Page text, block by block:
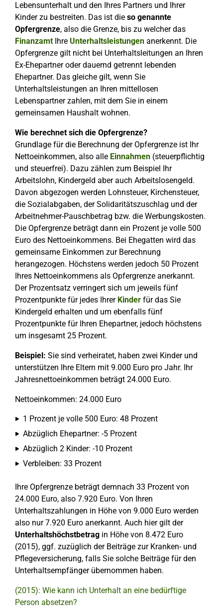
Lebensunterhalt und den Ihres Partners und Ihrer
Kinder zu bestreiten. Das ist die so genannte
Opfergrenze, also die Grenze, bis zu welcher das
FinanzamtIhre Unterhaltsleistungen anerkennt. Die
Opfergrenze gilt nicht bei Unterhaltsleitungen an Ihren
Ex-Ehepartner oder dauernd getrennt lebenden
Ehepartner. Das gleiche gilt, wenn Sie
Unterhaltsleistungen an Ihren mittellosen
Lebenspartner zahlen, mit dem Sie in einem
gemeinsamen Haushalt wohnen.
Wie berechnet sich die Opfergrenze?
Grundlage für die Berechnung der Opfergrenze ist Ihr
Nettoeinkommen, also alle Einnahmen (steuerpflichtig
und steuerfrei). Dazu zählen zum Beispiel Ihr
Arbeitslohn, Kindergeld aber auch Arbeitslosengeld.
Davon abgezogen werden Lohnsteuer, Kirchensteuer,
die Sozialabgaben, der Solidaritätszuschlag und der
Arbeitnehmer-Pauschbetrag bzw. die Werbungskosten.
Die Opfergrenze beträgt dann ein Prozent je volle 500
Euro des Nettoeinkommens. Bei Ehegatten wird das
gemeinsame Einkommen zur Berechnung
herangezogen. Höchstens werden jedoch 50 Prozent
Ihres Nettoeinkommens als Opfergrenze anerkannt.
Der Prozentsatz verringert sich um jeweils fünf
Prozentpunkte für jedes Ihrer Kinder für das Sie
Kindergeld erhalten und um ebenfalls fünf
Prozentpunkte für Ihren Ehepartner, jedoch höchstens
um insgesamt 25 Prozent.
Beispiel: Sie sind verheiratet, haben zwei Kinder und
unterstützen Ihre Eltern mit 9.000 Euro pro Jahr. Ihr
Jahresnettoeinkommen beträgt 24.000 Euro.
Nettoeinkommen: 24.000 Euro
1 Prozent je volle 500 Euro: 48 Prozent
Abzüglich Ehepartner: -5 Prozent
Abzüglich 2 Kinder: -10 Prozent
Verbleiben: 33 Prozent
Ihre Opfergrenze beträgt demnach 33 Prozent von
24.000 Euro, also 7.920 Euro. Von Ihren
Unterhaltszahlungen in Höhe von 9.000 Euro werden
also nur 7.920 Euro anerkannt. Auch hier gilt der
Unterhaltshöchstbetrag in Höhe von 8.472 Euro
(2015), ggf. zuzüglich der Beiträge zur Kranken- und
Pflegeversicherung, falls Sie solche Beiträge für den
Unterhaltsempfänger übernommen haben.
(2015): Wie kann ich Unterhalt an eine bedürftige
Person absetzen?